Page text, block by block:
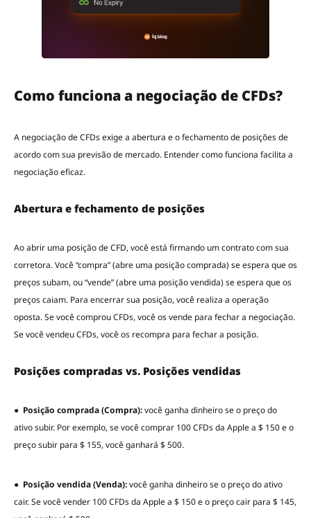
Como funciona a negociação de CFDs?
A negociação de CFDs exige a abertura e o fechamento de posições de
acordo com sua previsão de mercado. Entender como funciona facilita a
negociação eficaz.
Abertura e fechamento de posições
Ao abrir uma posição de CFD, você está firmando um contrato com sua
corretora. Você “compra” (abre uma posição comprada) se espera que os
preços subam, ou “vende” (abre uma posição vendida) se espera que os
preços caiam. Para encerrar sua posição, você realiza a operação
oposta. Se você comprou CFDs, você os vende para fechar a negociação.
Se você vendeu CFDs, você os recompra para fechar a posição.
Posições compradas vs. Posições vendidas
● Posição comprada (Compra):você ganha dinheiro se o preço do
ativo subir. Por exemplo, se você comprar 100 CFDs da Apple a $ 150 e o
preço subir para $ 155, você ganhará $ 500.
● Posição vendida (Venda):você ganha dinheiro se o preço do ativo
cair. Se você vender 100 CFDs da Apple a $ 150 e o preço cair para $ 145,